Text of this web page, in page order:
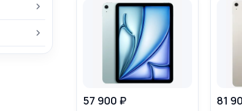
57 900 ₽ 81